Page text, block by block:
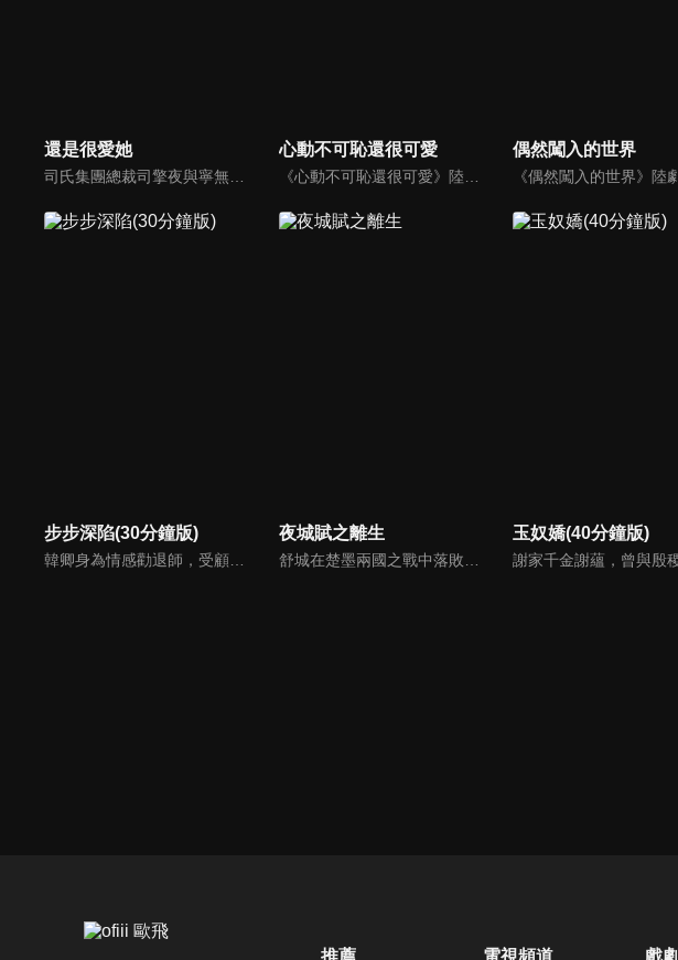
還是很愛她 心動不可恥還很可愛 偶然闖入的世界
步步深陷(30分鐘版)
韓卿身為情感勸退師，受顧客委託調查其丈夫出軌，成為華京集團董事長馮斯乾的私人助理，被迫捲入一場精心策劃的陰謀。兩人為尋找真相，從猜忌、試探到攜手、互助、坦誠，最終找到婚姻本質，也找到了真我的愛情故事。
夜城賦之離生
舒城在楚墨兩國之戰中落敗，並成為了墨國五皇女莫茴的魂器。失去自我意識的舒城跟隨姐姐莫茹回到墨國，面對失而復得的妹妹，莫茹欣喜又憂慮。為了保護親人和國家她棄醫從戎，甚至為了保護莫茴不惜被砍掉一條手臂，然而這一切都阻擋不了局勢的動盪不安...
玉奴嬌(40分鐘版)
推薦 電視頻道 戲劇